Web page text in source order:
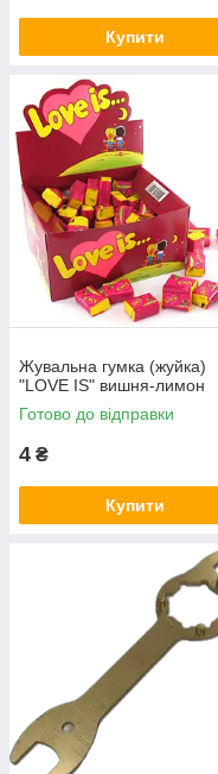
Купити
Жувальна гумка (жуйка)
"LOVE IS" вишня-лимон
Готово до відправки
4 ₴
Купити